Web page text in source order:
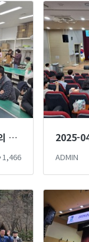
2025-05-07 어버이날 감사의 마음 전하기 프로그램
1,466 ADMIN